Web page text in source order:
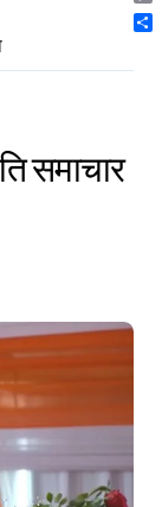
समाचार